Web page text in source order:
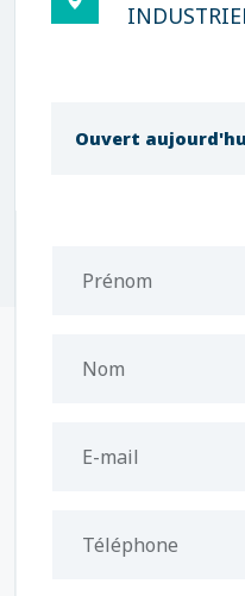
Ouvert
Prénom
Nom
E-mail
Téléphone